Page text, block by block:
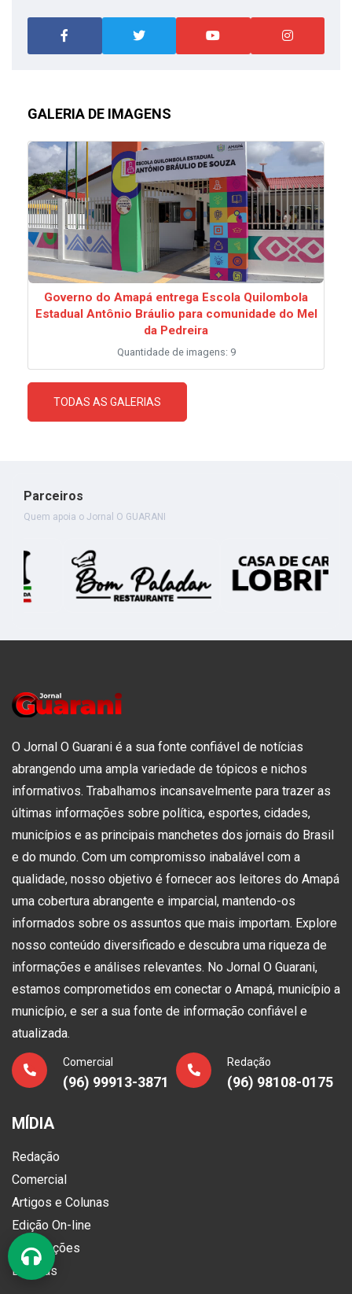
GALERIA DE IMAGENS
Governo do Amapá entrega Escola Quilombola
Estadual Antônio Bráulio para comunidade do Mel
da Pedreira
Quantidade de imagens: 9
TODAS AS GALERIAS
Parceiros
Quem apoia o Jornal O GUARANI
O Jornal O Guarani é a sua fonte confiável de notícias
abrangendo uma ampla variedade de tópicos e nichos
informativos. Trabalhamos incansavelmente para trazer as
últimas informações sobre política, esportes, cidades,
municípios e as principais manchetes dos jornais do Brasil
e do mundo. Com um compromisso inabalável com a
qualidade, nosso objetivo é fornecer aos leitores do Amapá
uma cobertura abrangente e imparcial, mantendo-os
informados sobre os assuntos que mais importam. Explore
nosso conteúdo diversificado e descubra uma riqueza de
informações e análises relevantes. No Jornal O Guarani,
estamos comprometidos em conectar o Amapá, município a
município, e ser a sua fonte de informação confiável e
atualizada.
Comercial
(96) 99913-3871
Redação
(96) 98108-0175
MÍDIA
Redação
Comercial
Artigos e Colunas
Edição On-line
Publicações
Loterias